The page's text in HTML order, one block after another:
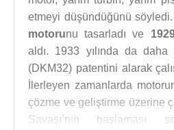
etmeyi düşündüğünü söyledi.
motorunu tasarladı ve
aldı. 1933 yılında da
(DKM32) patentini alarak
İlerleyen zamanlarda
çözme ve geliştirme üzerine
Savaşı’nın başlaması